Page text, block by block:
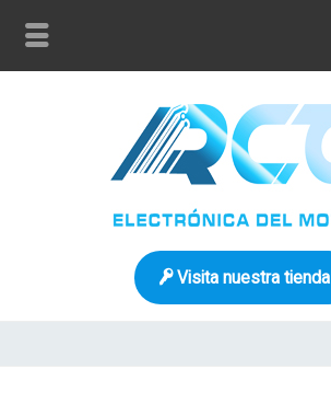
Visita nuestra tienda